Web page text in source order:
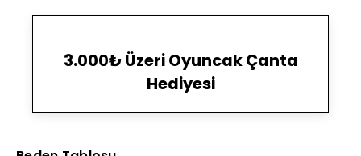
3.000₺ Üzeri Oyuncak Çanta
Hediyesi